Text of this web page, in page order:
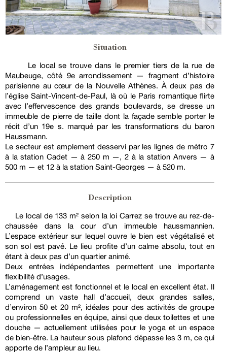
Situation
Le local se trouve dans le premier tiers de la rue de
Maubeuge, côté 9e arrondissement — fragment d’histoire
parisienne au cœur de la Nouvelle Athènes. À deux pas de
l’église Saint-Vincent-de-Paul, là où le Paris romantique flirte
avec l’effervescence des grands boulevards, se dresse un
immeuble de pierre de taille dont la façade semble porter le
récit d’un 19e s. marqué par les transformations du baron
Haussmann.
Le secteur est amplement desservi par les lignes de métro 7
à la station Cadet — à 250 m —, 2 à la station Anvers — à
500 m — et 12 à la station Saint-Georges — à 520 m.
Description
Le local de 133 m² selon la loi Carrez se trouve au rez-de-
chaussée dans la cour d’un immeuble haussmannien.
L’espace extérieur sur lequel ouvre le bien est végétalisé et
son sol est pavé. Le lieu profite d’un calme absolu, tout en
étant à deux pas d’un quartier animé.
Deux entrées indépendantes permettent une importante
flexibilité d’usages.
L’aménagement est fonctionnel et le local en excellent état. Il
comprend un vaste hall d’accueil, deux grandes salles,
d’environ 50 et 20 m², idéales pour des activités de groupe
ou professionnelles en équipe, ainsi que deux toilettes et une
douche — actuellement utilisées pour le yoga et un espace
de bien-être. La hauteur sous plafond dépasse les 3 m, ce qui
apporte de l’ampleur au lieu.